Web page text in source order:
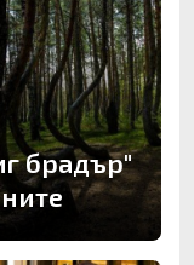
брадър"